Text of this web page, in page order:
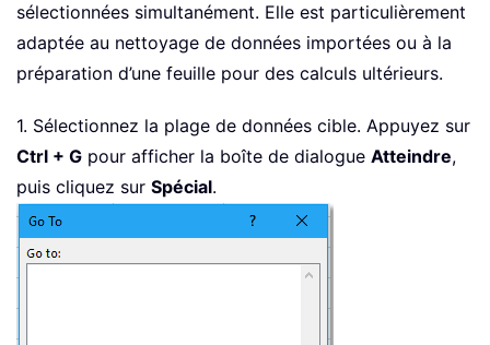
sélectionnées simultanément. Elle est particulièrement
adaptée au nettoyage de données importées ou à la
préparation d’une feuille pour des calculs ultérieurs.
1. Sélectionnez la plage de données cible. Appuyez sur
Ctrl + G pour afficher la boîte de dialogue Atteindre,
puis cliquez sur Spécial.